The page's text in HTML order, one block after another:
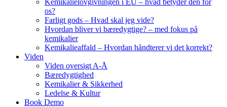
Kemikalielovgivningen i EU – hvad betyder den for
os?
Farligt gods – Hvad skal jeg vide?
Hvordan bliver vi bæredygtige? – med fokus på
kemikalier
Kemikalieaffald – Hvordan håndterer vi det korrekt?
Viden
Viden oversigt A-Å
Bæredygtighed
Kemikalier & Sikkerhed
Ledelse & Kultur
Book Demo